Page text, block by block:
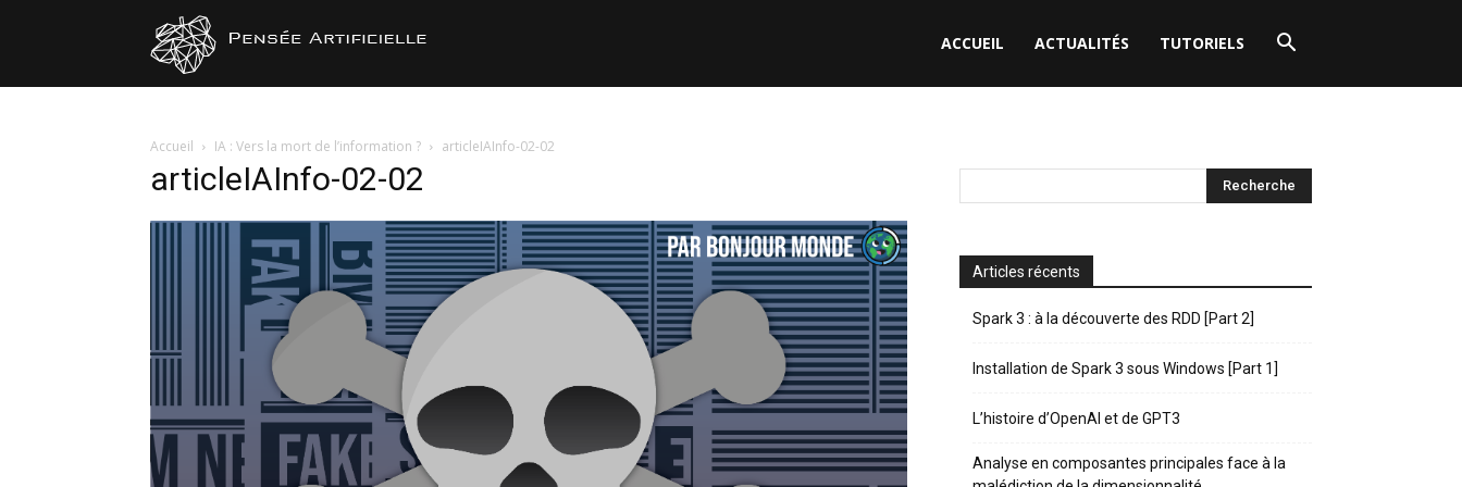
ACCUEIL ACTUALITÉS TUTORIELS
Accueil IA : Vers la mort de l’information ? articleIAInfo-02-02
articleIAInfo-02-02
Articles récents
Spark 3 : à la découverte des RDD [Part 2]
Installation de Spark 3 sous Windows [Part 1]
L’histoire d’OpenAI et de GPT3
Analyse en composantes principales face à la